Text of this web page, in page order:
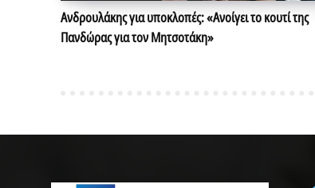
Aνδρουλάκης για υποκλοπές: «Ανοίγει το κουτί της
Πανδώρας για τον Μητσοτάκη»